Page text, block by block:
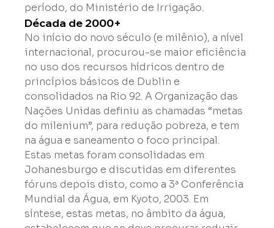
período, do Ministério de Irrigação.
Década de 2000+
No início do novo século (e milênio), a nível
internacional, procurou-se maior eficiência
no uso dos recursos hídricos dentro de
princípios básicos de Dublin e
consolidados na Rio 92. A Organização das
Nações Unidas definiu as chamadas “metas
do milenium”, para redução pobreza, e tem
na água e saneamento o foco principal.
Estas metas foram consolidadas em
Johanesburgo e discutidas em diferentes
fóruns depois disto, como a 3ª Conferência
Mundial da Água, em Kyoto, 2003. Em
síntese, estas metas, no âmbito da água,